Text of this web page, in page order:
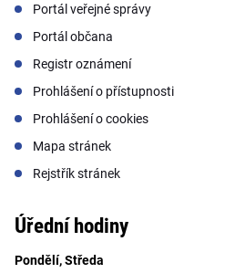
Portál veřejné správy
Portál občana
Registr oznámení
Prohlášení o přístupnosti
Prohlášení o cookies
Mapa stránek
Rejstřík stránek
Úřední hodiny
Pondělí, Středa